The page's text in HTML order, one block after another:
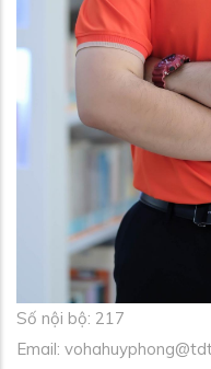
Số nội bộ: 217
Email: